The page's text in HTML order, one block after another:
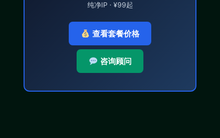
纯净IP · ¥99起
查看套餐价格
咨询顾问